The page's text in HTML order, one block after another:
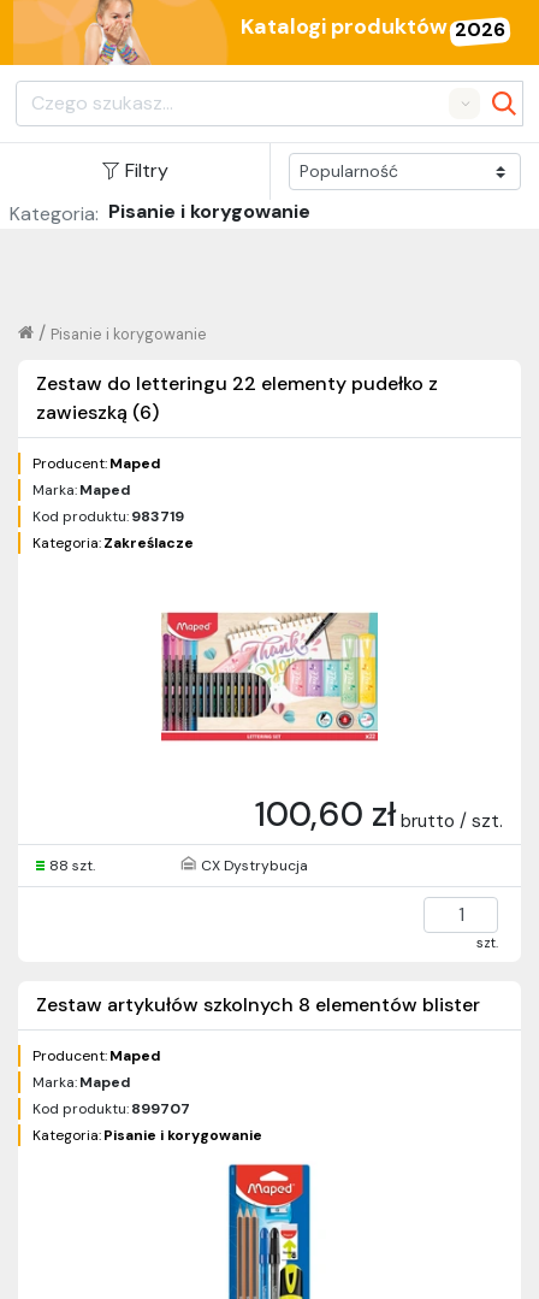
Katalogi produktów 2026
Search
Filtry
Kategoria: Pisanie i korygowanie
Pisanie i korygowanie
/
Zestaw do letteringu 22 elementy pudełko z
zawieszką (6)
Producent:Maped
Marka:Maped
Kod produktu:983719
Kategoria:Zakreślacze
100,60 zł brutto / szt.
88 szt. CX Dystrybucja
szt.
Zestaw artykułów szkolnych 8 elementów blister
Producent:Maped
Marka:Maped
Kod produktu:899707
Kategoria:Pisanie i korygowanie